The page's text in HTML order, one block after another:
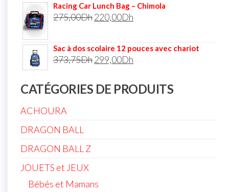
Racing Car Lunch Bag – Chimola
275,00Dh220,00Dh
Sac à dos scolaire 12 pouces avec chariot
373,75Dh299,00Dh
CATÉGORIES DE PRODUITS
ACHOURA
DRAGON BALL
DRAGON BALL Z
JOUETS et JEUX
Bébés et Mamans